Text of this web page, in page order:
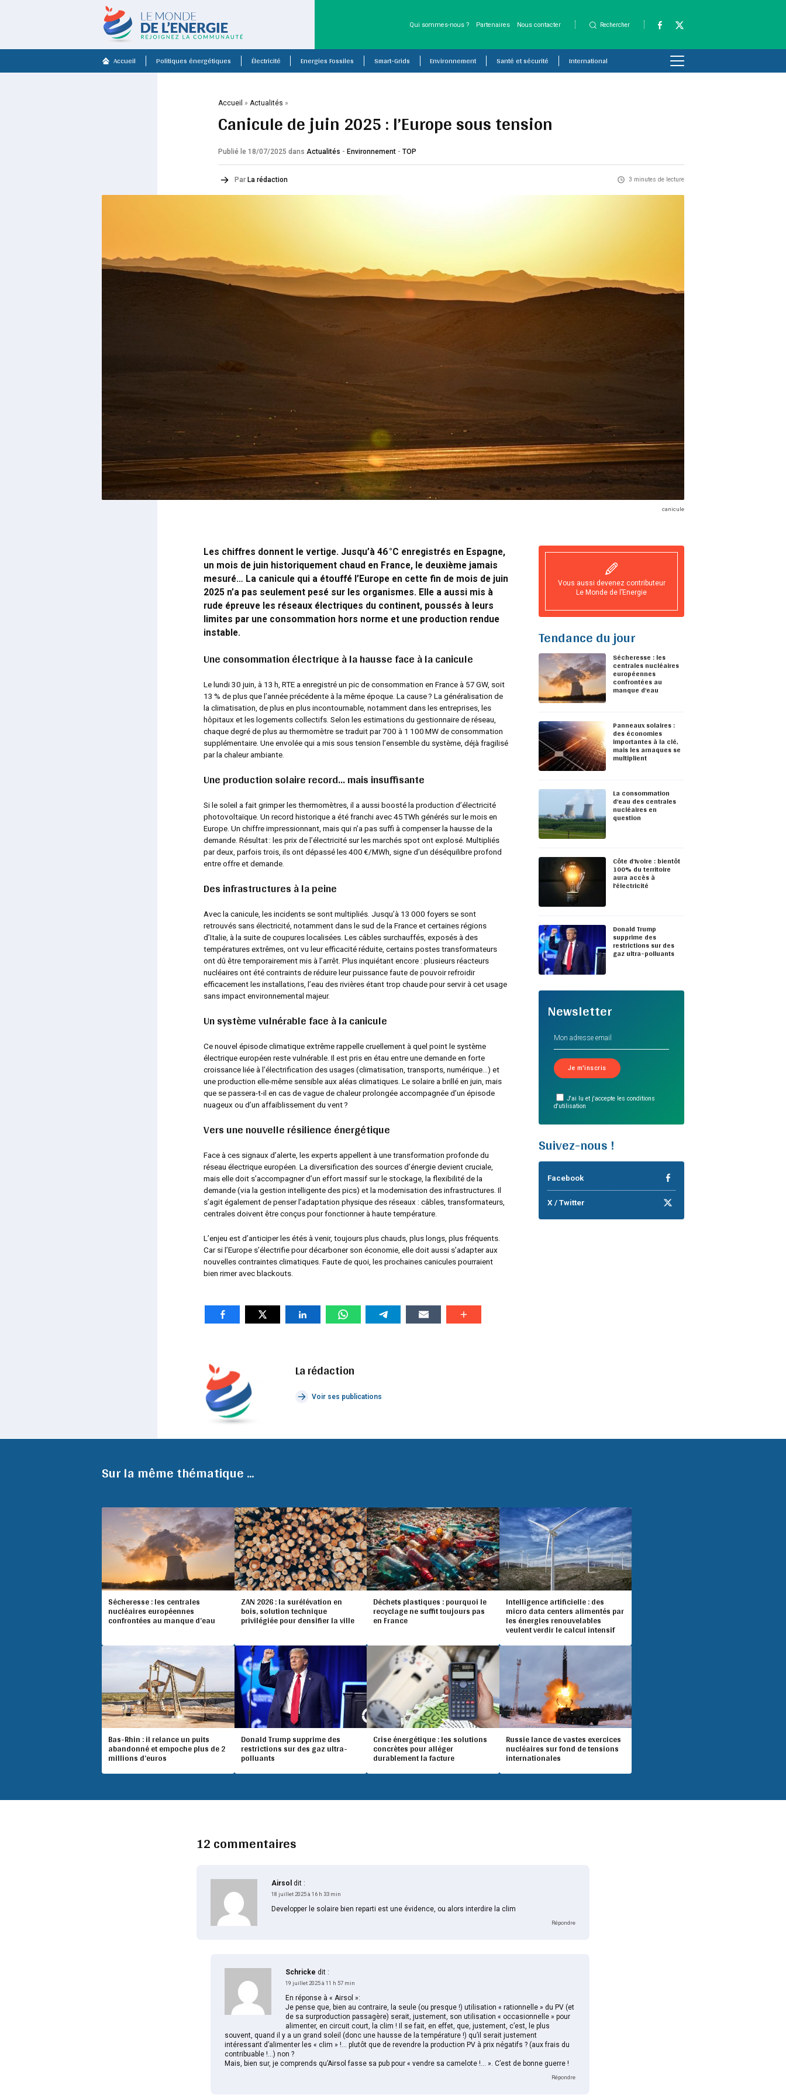
Qui sommes-nous ? Partenaires Nous contacter Rechercher
Accueil Politiques énergétiques Électricité Energies Fossiles Smart-Grids Environnement Santé et sécurité International
Accueil »Actualités »
Canicule de juin 2025 : l’Europe sous tension
Publié le 18/07/2025dans Actualités -Environnement -TOP
Par La rédaction 3 minutes de lecture
canicule
Les chiffres donnent le vertige. Jusqu’à 46 °C enregistrés en Espagne,
un mois de juin historiquement chaud en France, le deuxième jamais
mesuré… La canicule qui a étouffé l’Europe en cette fin de mois de juin
2025 n’a pas seulement pesé sur les organismes. Elle a aussi mis à
rude épreuve les réseaux électriques du continent, poussés à leurs
limites par une consommation hors norme et une production rendue
instable.
Une consommation électrique à la hausse face à la canicule
Le lundi 30 juin, à 13 h, RTE a enregistré un pic de consommation en France à 57 GW, soit
13 % de plus que l’année précédente à la même époque. La cause ? La généralisation de
la climatisation, de plus en plus incontournable, notamment dans les entreprises, les
hôpitaux et les logements collectifs. Selon les estimations du gestionnaire de réseau,
chaque degré de plus au thermomètre se traduit par 700 à 1 100 MW de consommation
supplémentaire. Une envolée qui a mis sous tension l’ensemble du système, déjà fragilisé
par la chaleur ambiante.
Une production solaire record… mais insuffisante
Si le soleil a fait grimper les thermomètres, il a aussi boosté la production d’électricité
photovoltaïque. Un record historique a été franchi avec 45 TWh générés sur le mois en
Europe. Un chiffre impressionnant, mais qui n’a pas suffi à compenser la hausse de la
demande. Résultat : les prix de l’électricité sur les marchés spot ont explosé. Multipliés
par deux, parfois trois, ils ont dépassé les 400 €/MWh, signe d’un déséquilibre profond
entre offre et demande.
Des infrastructures à la peine
Avec la canicule, les incidents se sont multipliés. Jusqu’à 13 000 foyers se sont
retrouvés sans électricité, notamment dans le sud de la France et certaines régions
d’Italie, à la suite de coupures localisées. Les câbles surchauffés, exposés à des
températures extrêmes, ont vu leur efficacité réduite, certains postes transformateurs
ont dû être temporairement mis à l’arrêt. Plus inquiétant encore : plusieurs réacteurs
nucléaires ont été contraints de réduire leur puissance faute de pouvoir refroidir
efficacement les installations, l’eau des rivières étant trop chaude pour servir à cet usage
sans impact environnemental majeur.
Un système vulnérable face à la canicule
Ce nouvel épisode climatique extrême rappelle cruellement à quel point le système
électrique européen reste vulnérable. Il est pris en étau entre une demande en forte
croissance liée à l’électrification des usages (climatisation, transports, numérique…) et
une production elle-même sensible aux aléas climatiques. Le solaire a brillé en juin, mais
que se passera-t-il en cas de vague de chaleur prolongée accompagnée d’un épisode
nuageux ou d’un affaiblissement du vent ?
Vers une nouvelle résilience énergétique
Face à ces signaux d’alerte, les experts appellent à une transformation profonde du
réseau électrique européen. La diversification des sources d’énergie devient cruciale,
mais elle doit s’accompagner d’un effort massif sur le stockage, la flexibilité de la
demande (via la gestion intelligente des pics) et la modernisation des infrastructures. Il
s’agit également de penser l’adaptation physique des réseaux : câbles, transformateurs,
centrales doivent être conçus pour fonctionner à haute température.
L’enjeu est d’anticiper les étés à venir, toujours plus chauds, plus longs, plus fréquents.
Car si l’Europe s’électrifie pour décarboner son économie, elle doit aussi s’adapter aux
nouvelles contraintes climatiques. Faute de quoi, les prochaines canicules pourraient
bien rimer avec blackouts.
La rédaction
Voir ses publications
Vous aussi devenez contributeur
Le Monde de l’Energie
Tendance du jour
Sécheresse : les
centrales nucléaires
européennes
confrontées au
manque d’eau
Panneaux solaires :
des économies
importantes à la clé,
mais les arnaques se
multiplient
La consommation
d’eau des centrales
nucléaires en
question
Côte d’Ivoire : bientôt
100% du territoire
aura accès à
l’électricité
Donald Trump
supprime des
restrictions sur des
gaz ultra-polluants
Newsletter
J'ai lu et j'accepte les conditions
d'utilisation
Suivez-nous !
Facebook
X / Twitter
Sur la même thématique ...
Sécheresse : les centrales
nucléaires européennes
confrontées au manque d’eau
ZAN 2026 : la surélévation en
bois, solution technique
privilégiée pour densifier la ville
Déchets plastiques : pourquoi le
recyclage ne suffit toujours pas
en France
Intelligence artificielle : des
micro data centers alimentés par
les énergies renouvelables
veulent verdir le calcul intensif
Bas-Rhin : il relance un puits
abandonné et empoche plus de 2
millions d’euros
Donald Trump supprime des
restrictions sur des gaz ultra-
polluants
Crise énergétique : les solutions
concrètes pour alléger
durablement la facture
Russie lance de vastes exercices
nucléaires sur fond de tensions
internationales
12 commentaires
Airsol dit :
18 juillet 2025 à 16 h 33 min
Developper le solaire bien reparti est une évidence, ou alors interdire la clim
Répondre
Schricke dit :
19 juillet 2025 à 11 h 57 min
En réponse à « Airsol »:
Je pense que, bien au contraire, la seule (ou presque !) utilisation « rationnelle » du PV (et
de sa surproduction passagère) serait, justement, son utilisation « occasionnelle » pour
alimenter, en circuit court, la clim ! Il se fait, en effet, que, justement, c’est, le plus
souvent, quand il y a un grand soleil (donc une hausse de la température !) qu’il serait justement
intéressant d’alimenter les « clim » !… plutôt que de revendre la production PV à prix négatifs ? (aux frais du
contribuable !…) non ?
Mais, bien sur, je comprends qu’Airsol fasse sa pub pour « vendre sa camelote !… ». C’est de bonne guerre !
Répondre